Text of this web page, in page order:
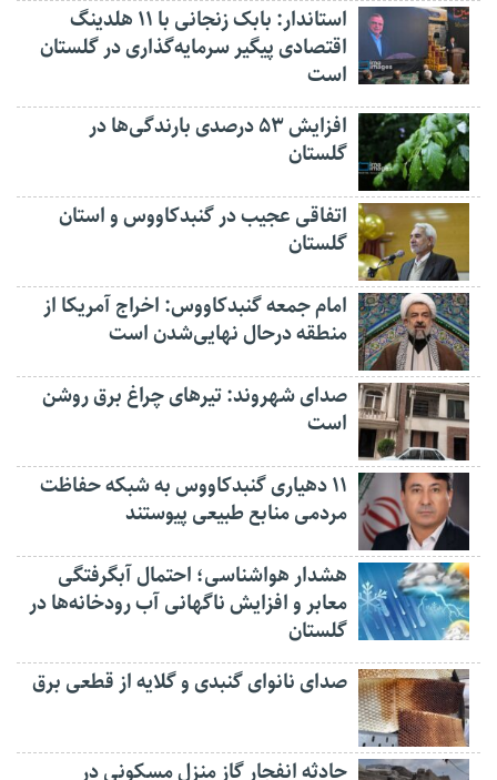
استاندار: بابک زنجانی با ۱۱ هلدینگ
اقتصادی پیگیر سرمایه‌گذاری در گلستان
است
افزایش ۵۳ درصدی بارندگی‌ها در
گلستان
اتفاقی عجیب در‌ گنبدکاووس و استان
گلستان
امام جمعه گنبدکاووس: اخراج آمریکا از
منطقه درحال نهایی‌شدن است
صدای شهروند: تیرهای چراغ برق روشن
است
۱۱ دهیاری گنبدکاووس به شبکه حفاظت
مردمی منابع طبیعی پیوستند
هشدار هواشناسی؛ احتمال آبگرفتگی
معابر و افزایش ناگهانی آب رودخانه‌ها در
گلستان
صدای نانوای گنبدی و گلایه از قطعی برق
حادثه انفجار گاز منزل مسکونی در